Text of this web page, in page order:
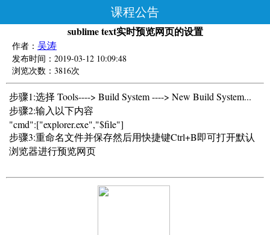
课程公告
sublime text实时预览网页的设置
作者： 吴涛
发布时间：2019-03-12 10:09:48
浏览次数：3816次
步骤1:选择 Tools----> Build System ----> New Build System...
步骤2:输入以下内容
"cmd":["explorer.exe","$file"]
步骤3:重命名文件并保存然后用快捷键Ctrl+B即可打开默认
浏览器进行预览网页